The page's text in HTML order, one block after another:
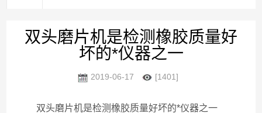
双头磨片机是检测橡胶质量好
坏的*仪器之一
2019-06-17 [1401]
双头磨片机是检测橡胶质量好坏的*仪器之一